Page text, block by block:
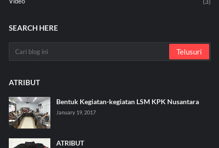
(3)
SEARCH HERE
ATRIBUT
Bentuk Kegiatan-kegiatan LSM KPK Nusantara
January 19, 2017
ATRIBUT